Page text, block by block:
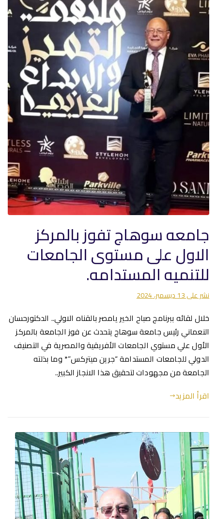
جامعه سوهاج تفوز بالمركز
الاول على مستوى الجامعات
للتنميه المستدامه.
نشر على13 ديسمبر، 2024
خلال لقائه ببرنامج صباح الخير يامصر بالقناه الاولي.. الدكتورحسان
النعماني رئيس جامعة سوهاج يتحدث عن فوز الجامعة بالمركز
الأول علي مستوي الجامعات الأفريقية والمصرية في التصنيف
الدولي للجامعات المستدامة “جرين ميتركس”* وما بذلته
الجامعة من مجهودات لتحقيق هذا الانجاز الكبير..
اقرأ المزيد